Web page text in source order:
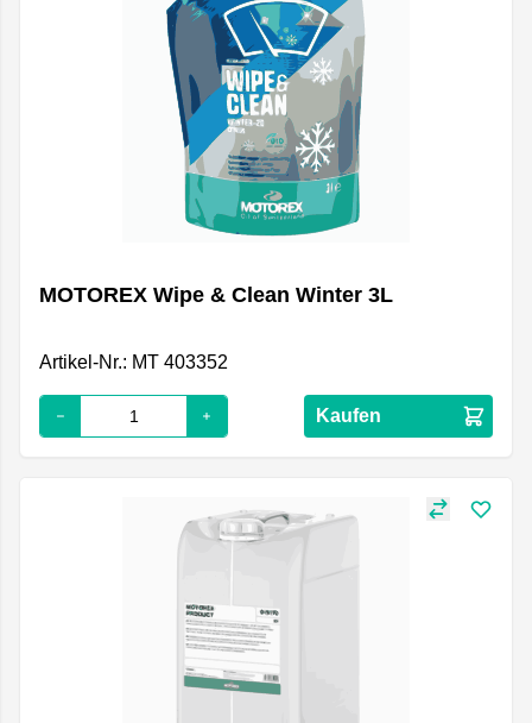
MOTOREX Wipe & Clean Winter 3L
Artikel-Nr.: MT 403352
Kaufen